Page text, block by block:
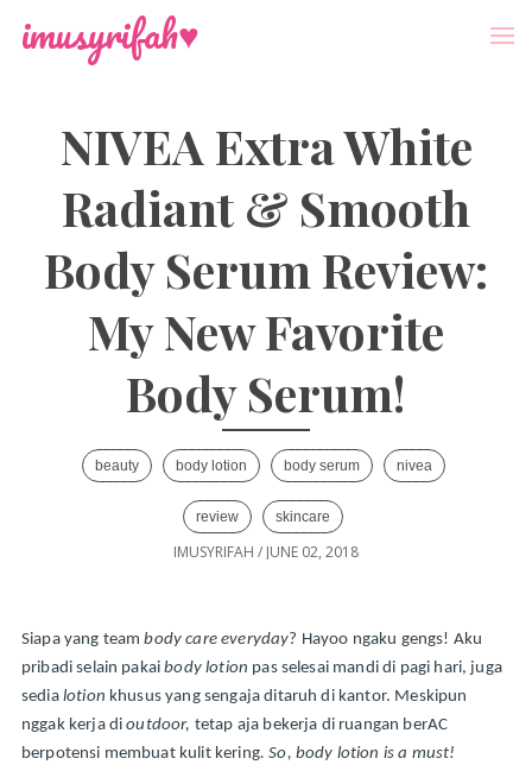
imusyrifah♥
NIVEA Extra White
Radiant & Smooth
Body Serum Review:
My New Favorite
Body Serum!
beauty body lotion body serum nivea
review skincare
IMUSYRIFAH / JUNE 02, 2018
Siapa yang team body care everyday? Hayoo ngaku gengs! Aku
pribadi selain pakai body lotion pas selesai mandi di pagi hari, juga
sedia lotion khusus yang sengaja ditaruh di kantor. Meskipun
nggak kerja di outdoor, tetap aja bekerja di ruangan berAC
berpotensi membuat kulit kering